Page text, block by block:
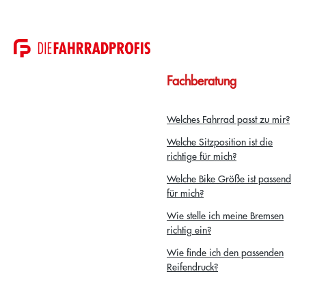
Fachberatung
Welches Fahrrad passt zu mir?
Welche Sitzposition ist die
richtige für mich?
Welche Bike Größe ist passend
für mich?
Wie stelle ich meine Bremsen
richtig ein?
Wie finde ich den passenden
Reifendruck?